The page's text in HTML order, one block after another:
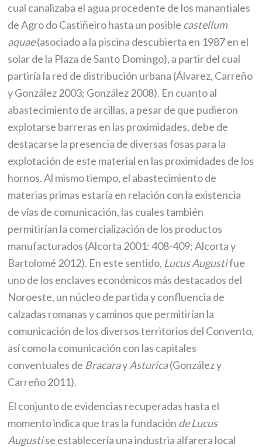
cual canalizaba el agua procedente de los manantiales
de Agro do Castiñeiro hasta un posible castellum
aquae(asociado a la piscina descubierta en 1987 en el
solar de la Plaza de Santo Domingo), a partir del cual
partiría la red de distribución urbana (Álvarez, Carreño
y González 2003; González 2008). En cuanto al
abastecimiento de arcillas, a pesar de que pudieron
explotarse barreras en las proximidades, debe de
destacarse la presencia de diversas fosas para la
explotación de este material en las proximidades de los
hornos. Al mismo tiempo, el abastecimiento de
materias primas estaría en relación con la existencia
de vías de comunicación, las cuales también
permitirían la comercialización de los productos
manufacturados (Alcorta 2001: 408-409; Alcorta y
Bartolomé 2012). En este sentido, Lucus Augustifue
uno de los enclaves económicos más destacados del
Noroeste, un núcleo de partida y confluencia de
calzadas romanas y caminos que permitirían la
comunicación de los diversos territorios del Convento,
así como la comunicación con las capitales
conventuales de BracarayAsturica(González y
Carreño 2011).
El conjunto de evidencias recuperadas hasta el
momento indica que tras la fundación de Lucus
Augustise establecería una industria alfarera local